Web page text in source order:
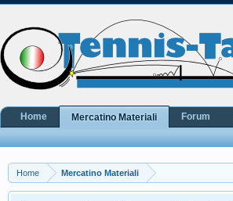
Home Mercatino Materiali
Home Mercatino Materiali Forum